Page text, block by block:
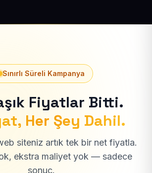
Sınırlı Süreli Kampanya
Fiyatlar Bitti.
Her Şey Dahil.
siteniz artık tek bir net fiyatla.
ekstra maliyet yok — sadece
sonuç.